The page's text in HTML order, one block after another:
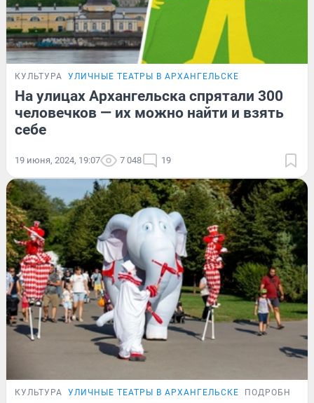
КУЛЬТУРА УЛИЧНЫЕ ТЕАТРЫ В АРХАНГЕЛЬСКЕ
На улицах Архангельска спрятали 300
человечков — их можно найти и взять
себе
19 июня, 2024, 19:07 7 048 19
КУЛЬТУРА УЛИЧНЫЕ ТЕАТРЫ В АРХАНГЕЛЬСКЕ